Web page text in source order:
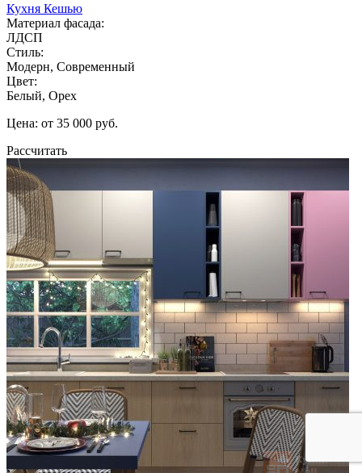
Кухня Кешью
Материал фасада:
ЛДСП
Стиль:
Модерн, Современный
Цвет:
Белый, Орех
Цена: от 35 000 руб.
Рассчитать